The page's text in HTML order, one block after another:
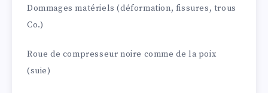
Dommages matériels (déformation, fissures, trous
Co.)
Roue de compresseur noire comme de la poix
(suie)